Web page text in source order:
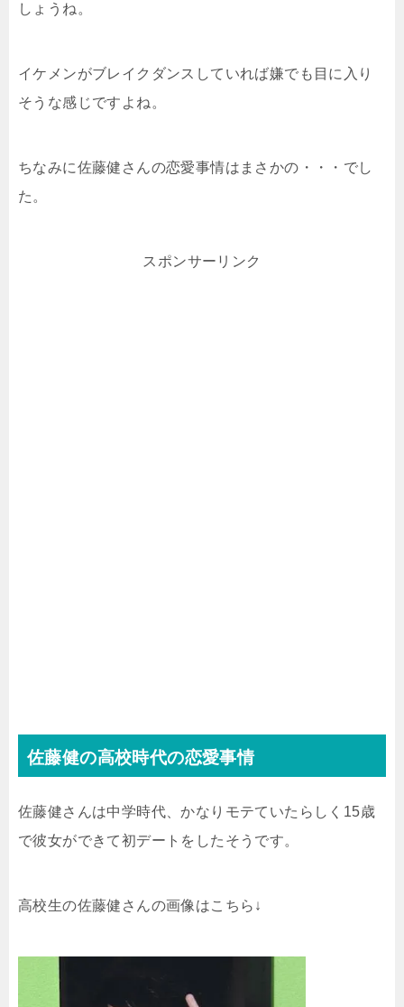
しょうね。
イケメンがブレイクダンスしていれば嫌でも目に入り
そうな感じですよね。
ちなみに佐藤健さんの恋愛事情はまさかの・・・でし
た。
スポンサーリンク
佐藤健の高校時代の恋愛事情
佐藤健さんは中学時代、かなりモテていたらしく15歳
で彼女ができて初デートをしたそうです。
高校生の佐藤健さんの画像はこちら↓